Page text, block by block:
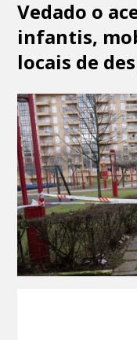
Vedado o
infantis,
locais de